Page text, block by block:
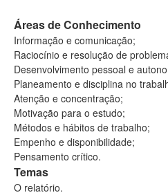
Áreas de Conhecimento
Informação e comunicação;
Raciocínio e resolução de
Desenvolvimento pessoal e
Planeamento e disciplina no
Atenção e concentração;
Motivação para o estudo;
Métodos e hábitos de trabalho;
Empenho e disponibilidade;
Pensamento crítico.
Temas
O relatório.